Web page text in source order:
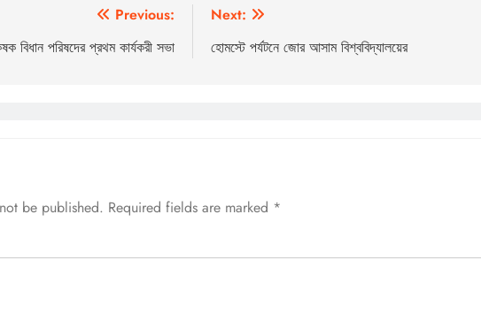
Previous:
বিধান পরিষদের প্রথম কার্যকরী সভা
Next:
হোমস্টে পর্যটনে জোর আসাম বিশ্ববিদ্যালয়ের
be published. Required fields are marked *